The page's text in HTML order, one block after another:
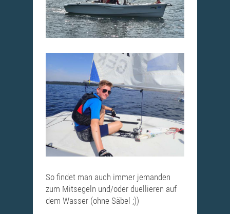
So findet man auch immer jemanden
zum Mitsegeln und/oder duellieren auf
dem Wasser (ohne Säbel ;))